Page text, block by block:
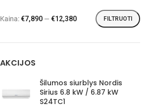
FILTRUOTI
Kaina:€7,890 — €12,380
AKCIJOS
Šilumos siurblys Nordis
Sirius 6.8 kW / 6.87 kW
S24TC1